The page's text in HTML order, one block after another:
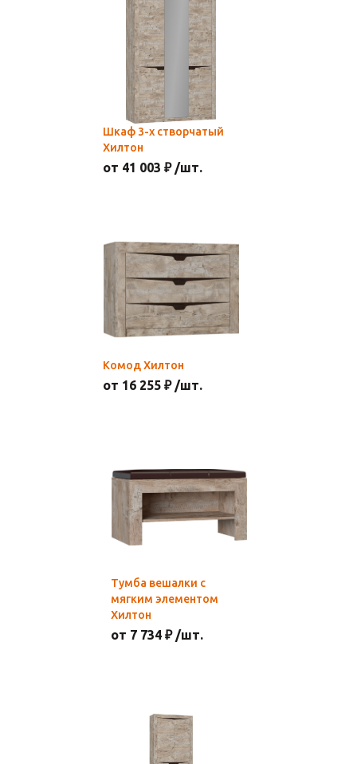
Шкаф 3-х створчатый
Хилтон
от 41 003 ₽ /шт.
Комод Хилтон
от 16 255 ₽ /шт.
Тумба вешалки с
мягким элементом
Хилтон
от 7 734 ₽ /шт.